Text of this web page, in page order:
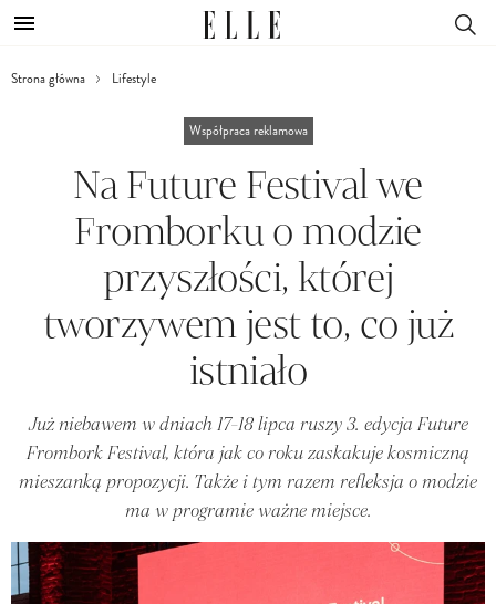
Strona główna Lifestyle
Współpraca reklamowa
Na Future Festival we
Fromborku o modzie
przyszłości, której
tworzywem jest to, co już
istniało
Już niebawem w dniach 17-18 lipca ruszy 3. edycja Future
Frombork Festival, która jak co roku zaskakuje kosmiczną
mieszanką propozycji. Także i tym razem refleksja o modzie
ma w programie ważne miejsce.